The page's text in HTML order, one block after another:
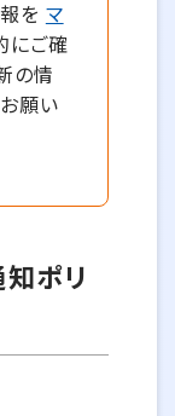
を マ
にご確
の情
願い
ポリ